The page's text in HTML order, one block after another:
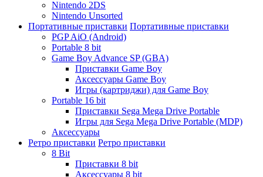
Nintendo 2DS
Nintendo Unsorted
Портативные приставки Портативные приставки
PGP AiO (Android)
Portable 8 bit
Game Boy Advance SP (GBA)
Приставки Game Boy
Аксессуары Game Boy
Игры (картриджи) для Game Boy
Portable 16 bit
Приставки Sega Mega Drive Portable
Игры для Sega Mega Drive Portable (MDP)
Аксессуары
Ретро приставки Ретро приставки
8 Bit
Приставки 8 bit
Аксессуары 8 bit